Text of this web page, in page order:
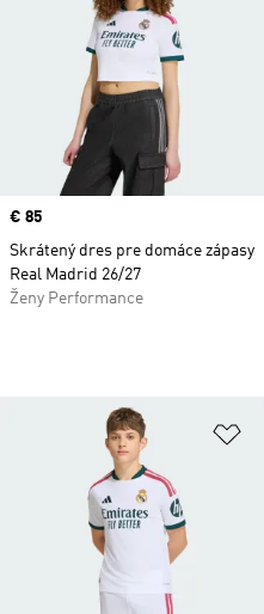
Price
€ 85
Skrátený dres pre domáce zápasy
Real Madrid 26/27
Ženy Performance